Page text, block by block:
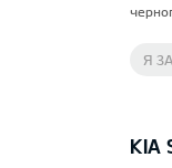
Я
KIA